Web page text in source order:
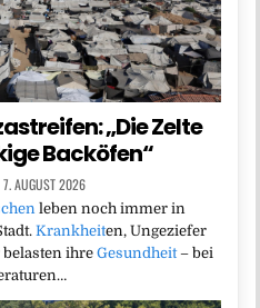
„Die Zelte
Backöfen“
7. AUGUST 2026
leben noch immer in
Krankheiten, Ungeziefer
ihre Gesundheit– bei